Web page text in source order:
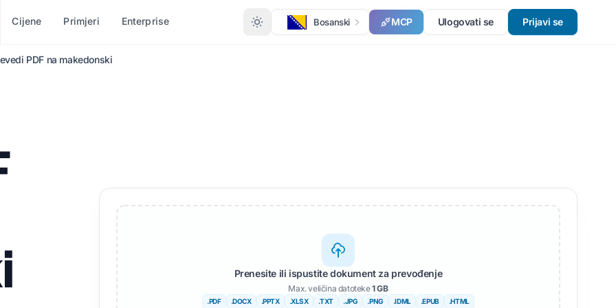
XLSX u PDF
Bengalski
Telugu
Tamilski
Srpski
Cijene Primjeri Enterprise Bosanski MCP Ulogovati se Prijavi se
PDF na makedonski
Prenesite ili ispustite dokument za prevođenje
Max. veličina datoteke1 GB
.PDF .DOCX .PPTX .XLSX .TXT .JPG .PNG .IDML .EPUB .HTML